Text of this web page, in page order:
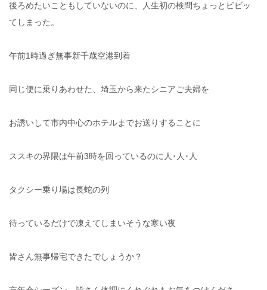
後ろめたいこともしていないのに、人生初の検問ちょっとビビッ
てしまった。
午前1時過ぎ無事新千歳空港到着
同じ便に乗りあわせた、埼玉から来たシニアご夫婦を
お誘いして市内中心のホテルまでお送りすることに
ススキの界隈は午前3時を回っているのに人･人･人
タクシー乗り場は長蛇の列
待っているだけで凍えてしまいそうな寒い夜
皆さん無事帰宅できたでしょうか？